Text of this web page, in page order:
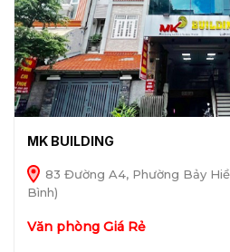
MK BUILDING
83 Đường A4, Phường Bảy
Bình)
Văn phòng Giá Rẻ